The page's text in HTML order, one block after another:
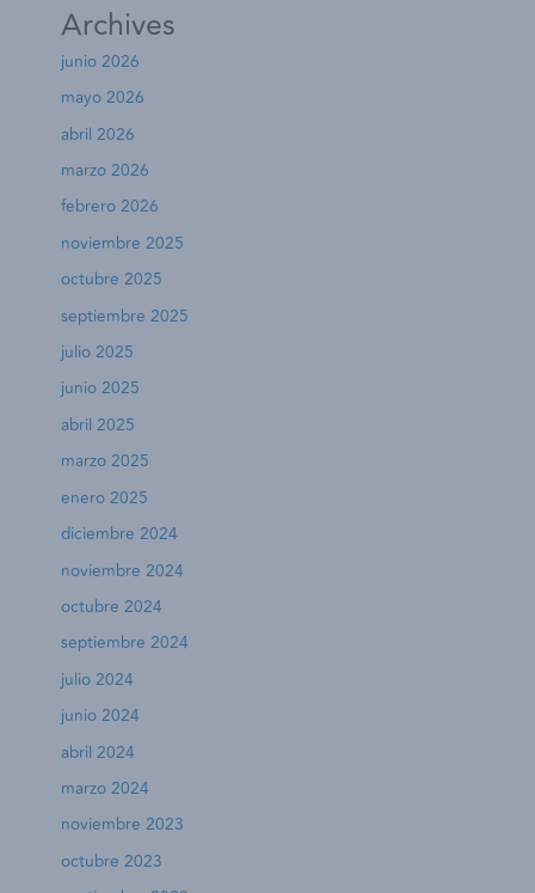
Archives
junio 2026
mayo 2026
abril 2026
marzo 2026
febrero 2026
noviembre 2025
octubre 2025
septiembre 2025
julio 2025
junio 2025
abril 2025
marzo 2025
enero 2025
diciembre 2024
noviembre 2024
octubre 2024
septiembre 2024
julio 2024
junio 2024
abril 2024
marzo 2024
noviembre 2023
octubre 2023